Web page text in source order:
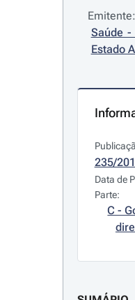
Emitente:
Saúde -
Estado
235/
Data de
Parte:
C -